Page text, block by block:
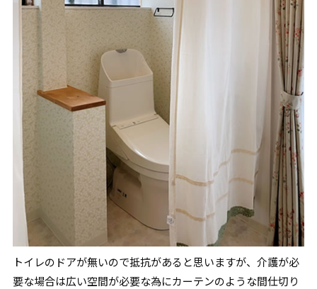
トイレのドアが無いので抵抗があると思いますが、介護が必
要な場合は広い空間が必要な為にカーテンのような間仕切り